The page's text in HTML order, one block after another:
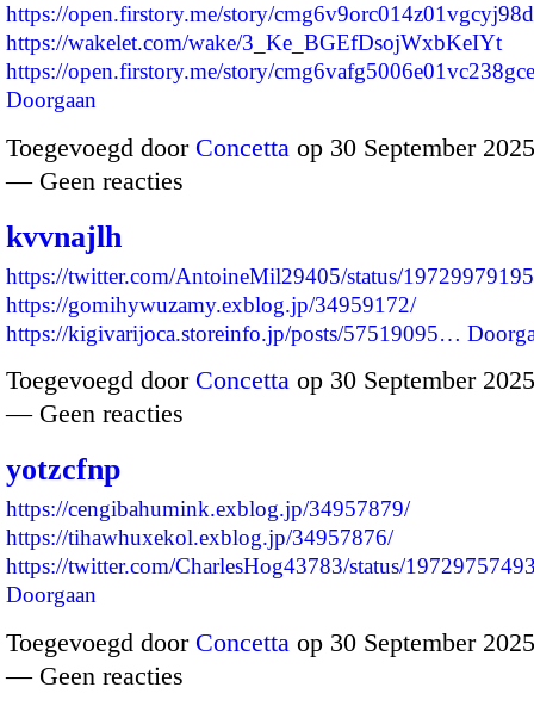
https://open.firstory.me/story/
https://wakelet.com/wake/3_Ke_BGEfDsojWxbKeIYt
https://open.firstory.me/story/
Doorgaan
Toegevoegd door Concetta op 30 September
— Geen reacties
kvvnajlh
https://twitter.com/AntoineMil29405/status/
https://gomihywuzamy.exblog.jp/34959172/
https://kigivarijoca.storeinfo.jp/posts/57519095…
Toegevoegd door Concetta op 30 September
— Geen reacties
yotzcfnp
https://cengibahumink.exblog.jp/34957879/
https://tihawhuxekol.exblog.jp/34957876/
https://twitter.com/CharlesHog43783/status/
Doorgaan
Toegevoegd door Concetta op 30 September
— Geen reacties